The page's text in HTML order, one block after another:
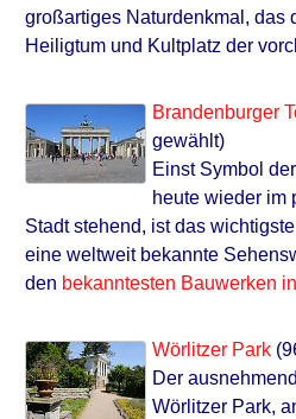
großartiges Naturdenkmal, das
Heiligtum und Kultplatz der
Brandenburger
gewählt)
Einst Symbol
heute wieder im
Stadt stehend, ist das
eine weltweit bekannte
den bekanntesten Bauwerken
Wörlitzer Park
Der
Wörlitzer Park,